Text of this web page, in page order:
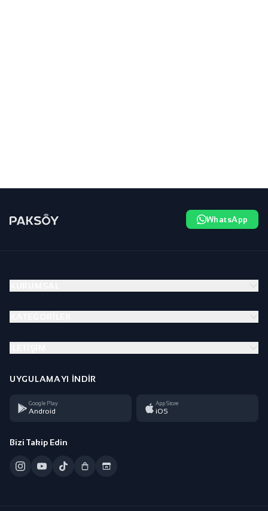
WhatsApp
UYGULAMAYI İNDIR
Google Play
Android
App Store
iOS
Bizi Takip Edin